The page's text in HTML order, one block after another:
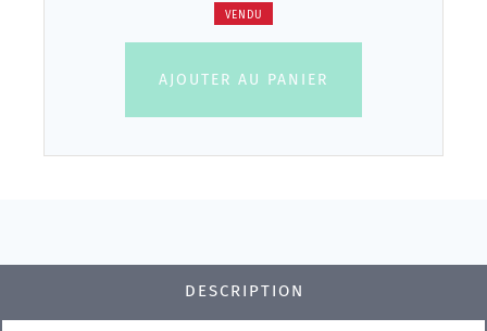
VENDU
AJOUTER AU PANIER
DESCRIPTION